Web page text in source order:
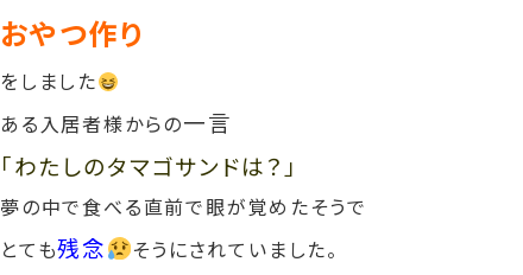
おやつ作り
をしました
ある入居者様からの一言
「わたしのタマゴサンドは？」
夢の中で食べる直前で眼が覚めたそうで
とても残念 そうにされていました。